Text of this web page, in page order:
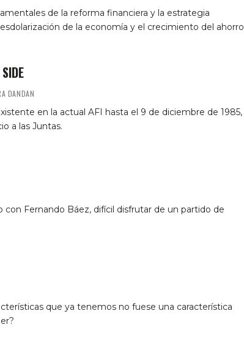
de la reforma financiera y la estrategia
de la economía y el crecimiento del ahorro
DANDAN
en la actual AFI hasta el 9 de diciembre de 1985,
a las Juntas.
con Fernando Báez, difícil disfrutar de un partido de
que ya tenemos no fuese una característica